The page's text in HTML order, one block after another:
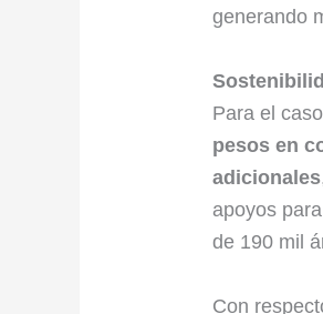
generando
Para el
pesos en
adicionales
apoyos
de 190 mil
Con